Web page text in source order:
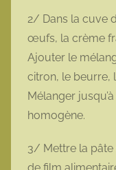
2/ Dans la cuve
œufs, la crème
Ajouter le
citron, le beurre,
Mélanger
homogène.
3/ Mettre la pâte